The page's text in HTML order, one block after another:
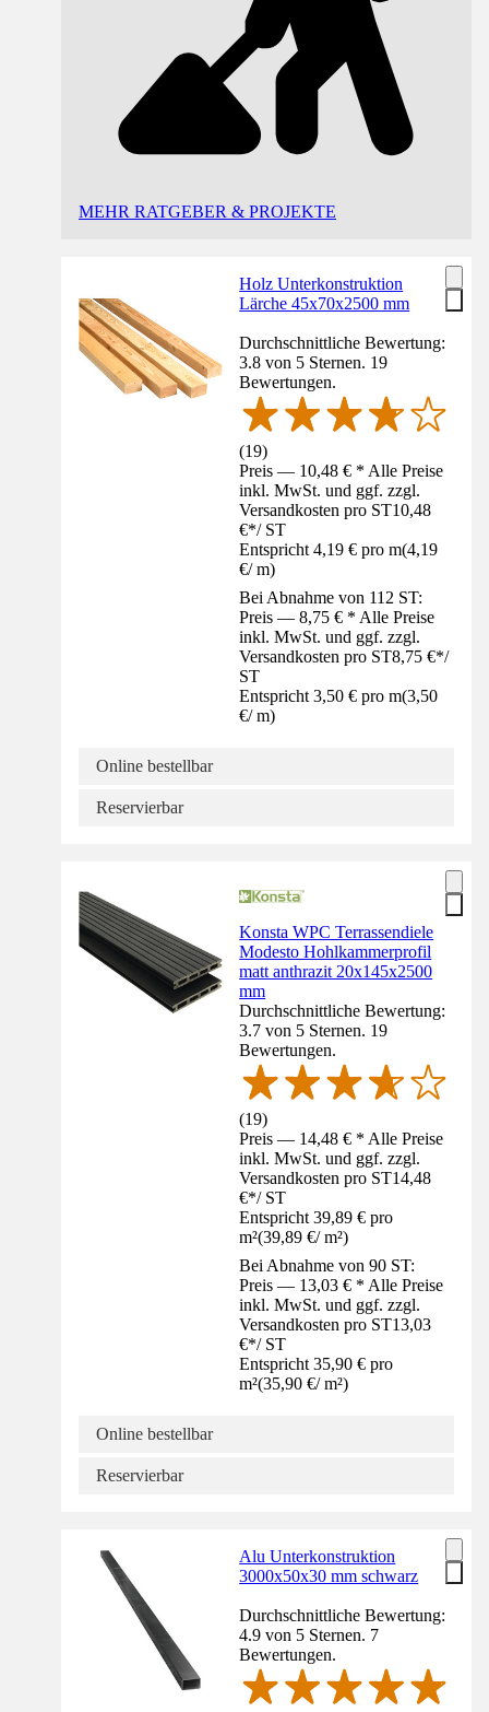
MEHR RATGEBER & PROJEKTE
Holz Unterkonstruktion
Lärche 45x70x2500 mm
Durchschnittliche Bewertung:
3.8 von 5 Sternen. 19
Bewertungen.
(19)
Preis — 10,48 € * Alle Preise
inkl. MwSt. und ggf. zzgl.
Versandkosten pro ST10,48
€*/ ST
Entspricht 4,19 € pro m(4,19
€/ m)
Bei Abnahme von 112 ST:
Preis — 8,75 € * Alle Preise
inkl. MwSt. und ggf. zzgl.
Versandkosten pro ST8,75 €*/
ST
Entspricht 3,50 € pro m(3,50
€/ m)
Online bestellbar
Reservierbar
Konsta WPC Terrassendiele
Modesto Hohlkammerprofil
matt anthrazit 20x145x2500
mm
Durchschnittliche Bewertung:
3.7 von 5 Sternen. 19
Bewertungen.
(19)
Preis — 14,48 € * Alle Preise
inkl. MwSt. und ggf. zzgl.
Versandkosten pro ST14,48
€*/ ST
Entspricht 39,89 € pro
m²(39,89 €/ m²)
Bei Abnahme von 90 ST:
Preis — 13,03 € * Alle Preise
inkl. MwSt. und ggf. zzgl.
Versandkosten pro ST13,03
€*/ ST
Entspricht 35,90 € pro
m²(35,90 €/ m²)
Online bestellbar
Reservierbar
Alu Unterkonstruktion
3000x50x30 mm schwarz
Durchschnittliche Bewertung:
4.9 von 5 Sternen. 7
Bewertungen.